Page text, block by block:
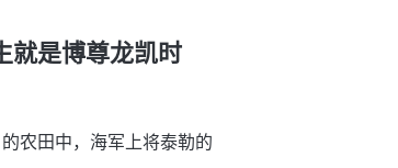
就是博尊龙凯时
农田中，海军上将泰勒的